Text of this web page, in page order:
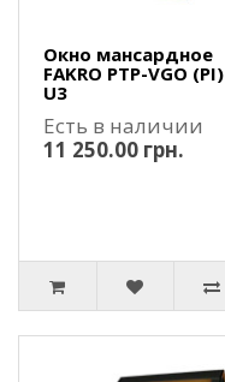
Окно мансардное
FAKRO PTP-VGO (PI)
U3
Есть в наличии
11 250.00 грн.